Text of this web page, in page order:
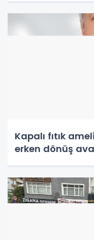
Kapalı fıtık
erken dönüş